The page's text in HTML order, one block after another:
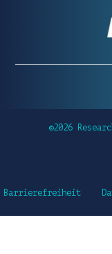
©2026
Barrierefreiheit